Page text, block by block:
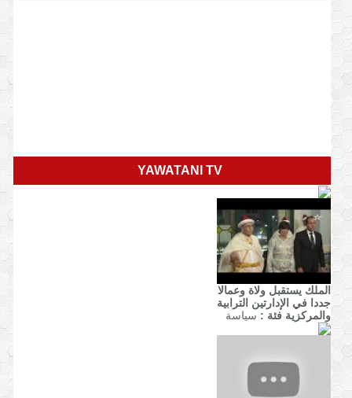
YAWATANI TV
الملك يستقبل ولاة وعمالا
جددا في الإدارتين الترابية
والمركزية فئة : سياسة